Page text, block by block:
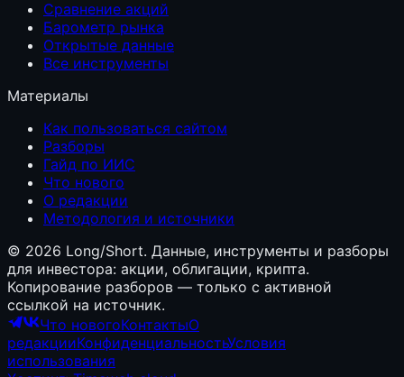
Сравнение акций
Барометр рынка
Открытые данные
Все инструменты
Материалы
Как пользоваться сайтом
Разборы
Гайд по ИИС
Что нового
О редакции
Методология и источники
© 2026 Long/Short. Данные, инструменты и разборы
для инвестора: акции, облигации, крипта.
Копирование разборов — только с активной
ссылкой на источник.
Что новогоКонтактыО
редакцииКонфиденциальностьУсловия
использования